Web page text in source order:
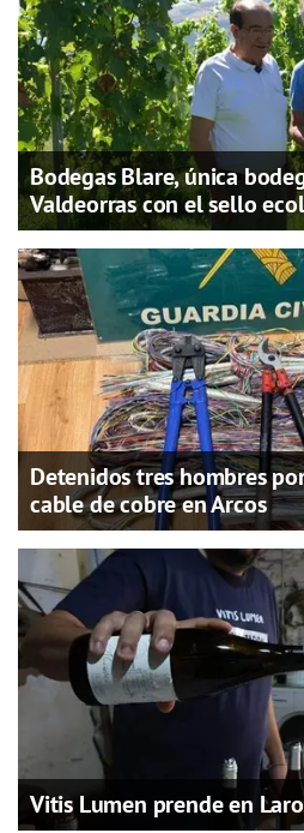
Bodegas Blare, única
Valdeorras con el sello
Detenidos tres hombres
cable de cobre en Arcos
Vitis Lumen prende en